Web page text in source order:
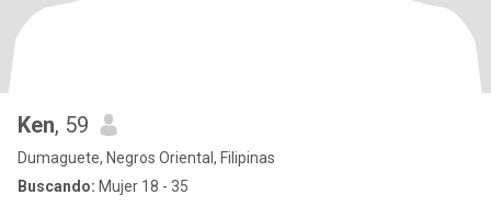
Ken, 59
Dumaguete, Negros Oriental, Filipinas
Buscando: Mujer 18 - 35